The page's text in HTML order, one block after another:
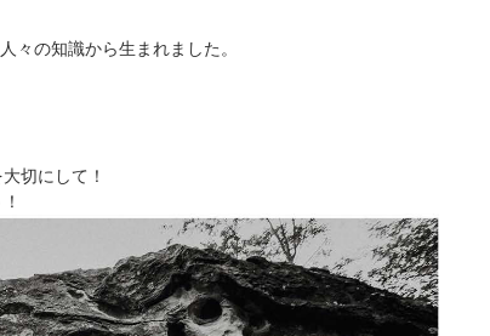
々の知識から生まれました。
切にして！